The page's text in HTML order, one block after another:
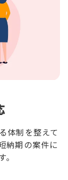
体制を整えて
納期の案件に